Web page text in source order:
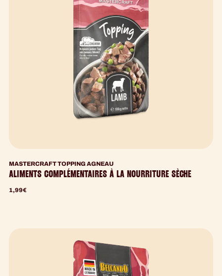
MASTERCRAFT TOPPING AGNEAU
ALIMENTS COMPLÉMENTAIRES À LA NOURRITURE SÈCHE
1,99€